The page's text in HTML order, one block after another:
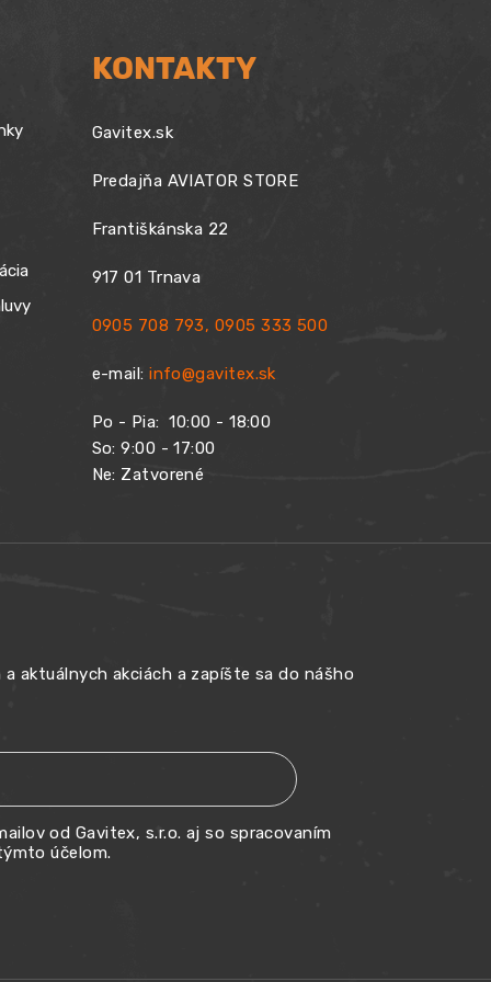
KONTAKTY
Gavitex.sk
Predajňa AVIATOR STORE
Františkánska 22
917 01 Trnava
0905 708 793, 0905 333 500
e-mail:info@gavitex.sk
Po - Pia:10:00 - 18:00
So: 9:00 - 17:00
Ne: Zatvorené
aktuálnych akciách a zapíšte sa do nášho
od Gavitex, s.r.o. aj so spracovaním
účelom.